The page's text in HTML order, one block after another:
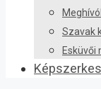
Szavak
Esküvői